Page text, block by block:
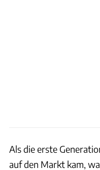
Als die erste
auf den Markt kam,